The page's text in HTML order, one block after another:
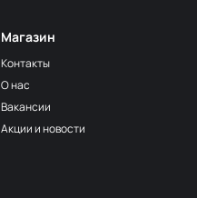
Магазин
Контакты
О нас
Вакансии
Акции и новости